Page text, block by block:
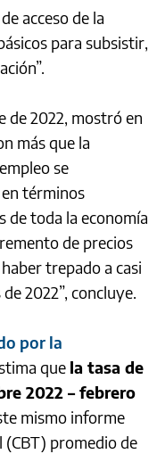
acceso de la
para subsistir,
de 2022, mostró en
más que la
se
términos
de toda la economía
de precios
trepado a casi
2022”, concluye.
por la
que la tasa de
2022 – febrero
mismo informe
(CBT) promedio de